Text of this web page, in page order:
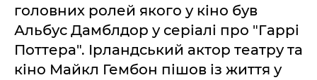
головних ролей якого у кіно був
Альбус Дамблдор у серіалі про "Гаррі
Поттера". Ірландський актор театру та
кіно Майкл Гембон пішов із життя у